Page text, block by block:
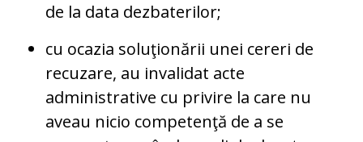
de la data dezbaterilor;
cu ocazia soluţionării unei cereri de
recuzare, au invalidat acte
administrative cu privire la care nu
aveau nicio competenţă de a se